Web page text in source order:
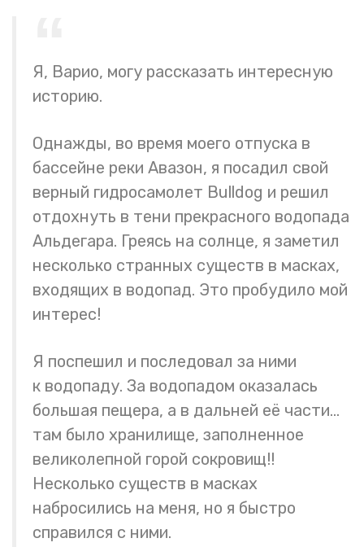
Я, Варио, могу рассказать интересную
историю.
Однажды, во время моего отпуска в
бассейне реки Авазон, я посадил свой
верный гидросамолет Bulldog и решил
отдохнуть в тени прекрасного водопада
Альдегара. Греясь на солнце, я заметил
несколько странных существ в масках,
входящих в водопад. Это пробудило мой
интерес!
Я поспешил и последовал за ними
к водопаду. За водопадом оказалась
большая пещера, а в дальней её части…
там было хранилище, заполненное
великолепной горой сокровищ!!
Несколько существ в масках
набросились на меня, но я быстро
справился с ними.